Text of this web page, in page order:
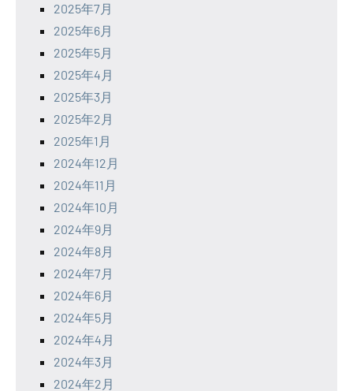
2025年7月
2025年6月
2025年5月
2025年4月
2025年3月
2025年2月
2025年1月
2024年12月
2024年11月
2024年10月
2024年9月
2024年8月
2024年7月
2024年6月
2024年5月
2024年4月
2024年3月
2024年2月